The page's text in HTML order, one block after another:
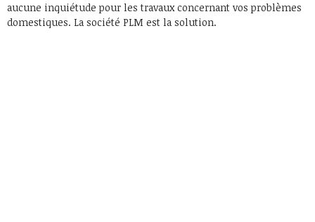
aucune inquiétude pour les travaux concernant vos problèmes
domestiques. La société PLM est la solution.